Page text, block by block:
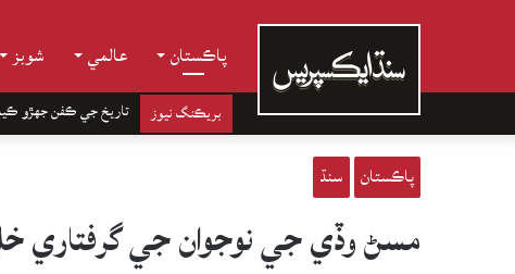
پاڪستان عالمي شوبز
بريڪنگ نيوز تاريخ جي ڪفن جھڙو
پاڪستان سنڌ
مسڻ وڏي جي نوجوان جي گرفتاري